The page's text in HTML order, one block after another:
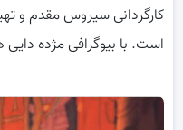
کارگردانی سیروس مقدم و
است. با بیوگرافی مژده دایی